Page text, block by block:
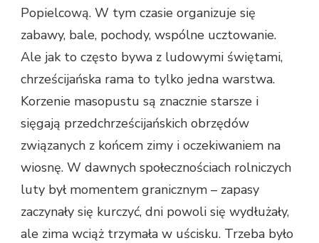
Popielcową. W tym czasie organizuje się
zabawy, bale, pochody, wspólne ucztowanie.
Ale jak to często bywa z ludowymi świętami,
chrześcijańska rama to tylko jedna warstwa.
Korzenie masopustu są znacznie starsze i
sięgają przedchrześcijańskich obrzędów
związanych z końcem zimy i oczekiwaniem na
wiosnę. W dawnych społecznościach rolniczych
luty był momentem granicznym – zapasy
zaczynały się kurczyć, dni powoli się wydłużały,
ale zima wciąż trzymała w uścisku. Trzeba było